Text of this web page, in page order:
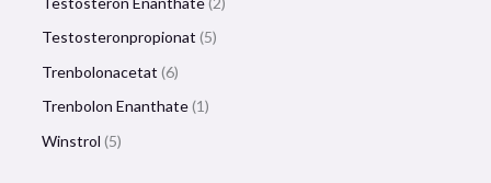
Testosteronpropionat 5
Trenbolonacetat 6
Trenbolon Enanthate 1
Winstrol 5